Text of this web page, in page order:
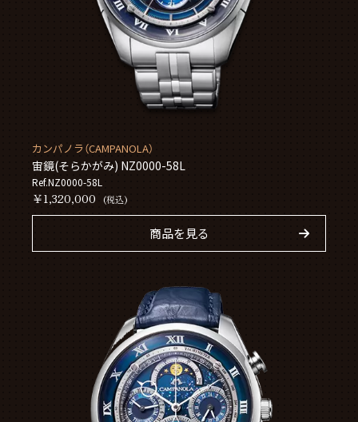
カンパノラ（CAMPANOLA）
宙鏡(そらかがみ) NZ0000-58L
Ref.NZ0000-58L
￥1,320,000 (税込)
商品を見る